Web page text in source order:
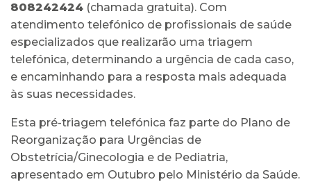
808242424 (chamada gratuita). Com
atendimento telefónico de profissionais de saúde
especializados que realizarão uma triagem
telefónica, determinando a urgência de cada caso,
e encaminhando para a resposta mais adequada
às suas necessidades.
Esta pré-triagem telefónica faz parte do Plano de
Reorganização para Urgências de
Obstetrícia/Ginecologia e de Pediatria,
apresentado em Outubro pelo Ministério da Saúde.